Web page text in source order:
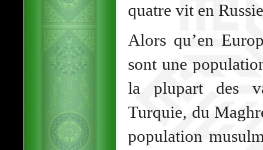
quatre vit en
Alors qu’en
sont une
la plupart des
Turquie, du
population